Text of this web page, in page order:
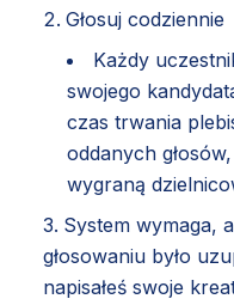
Głosuj codziennie
Każdy
swojego
czas trwania
oddanych
wygraną
System wymaga,
głosowaniu było
napisałeś swoje